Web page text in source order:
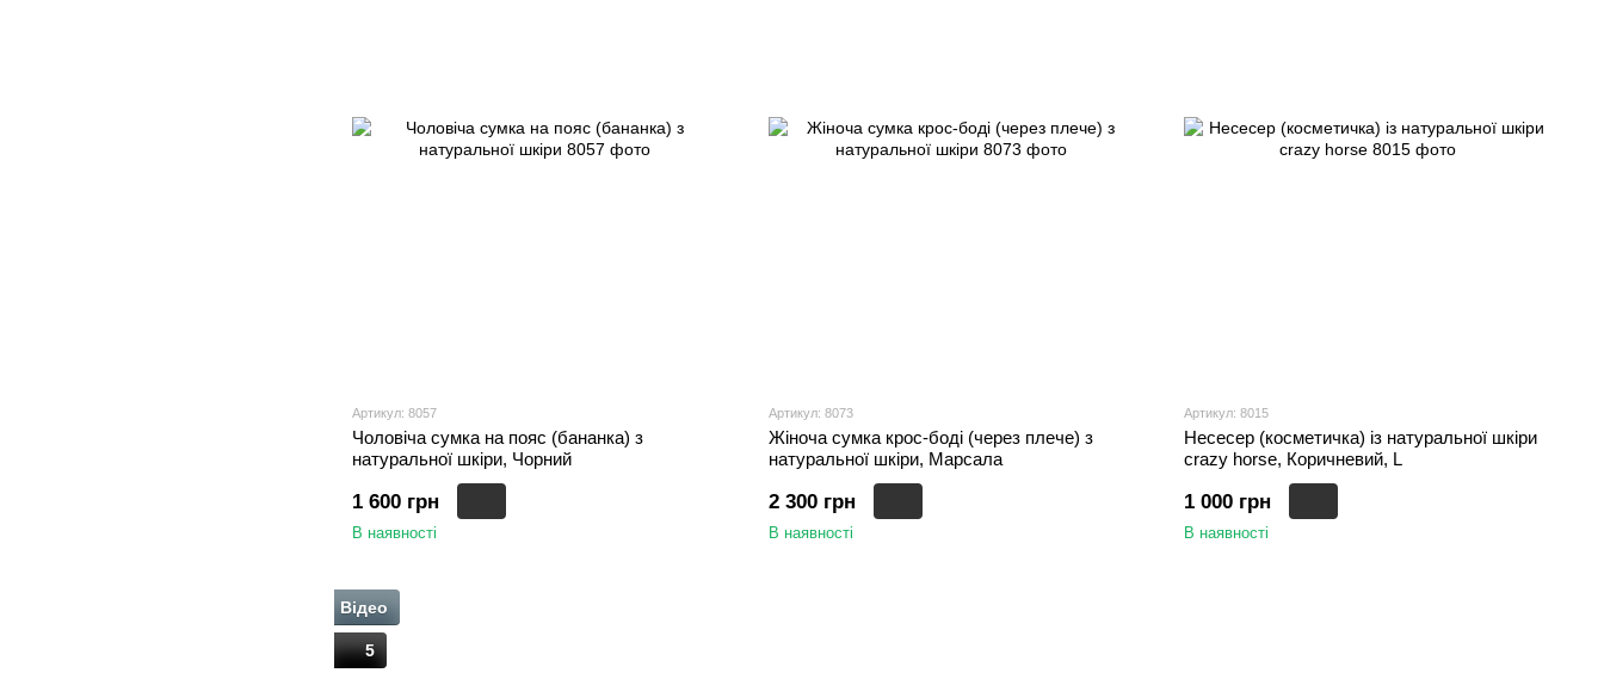
Артикул: 8057
Чоловіча сумка на пояс (бананка) з
натуральної шкіри, Чорний
1 600 грн
В наявності
Артикул: 8073
Жіноча сумка крос-боді (через плече) з
натуральної шкіри, Марсала
2 300 грн
В наявності
Артикул: 8015
Несесер (косметичка) із натуральної шкіри
crazy horse, Коричневий, L
1 000 грн
В наявності
Відео
5